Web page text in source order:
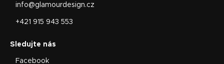
info@glamourdesign.cz
+421 915 943 553
Facebook